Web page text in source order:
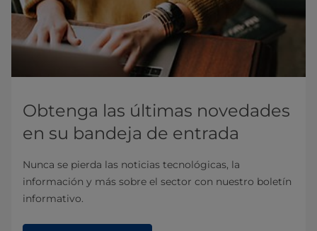
Obtenga las últimas novedades
en su bandeja de entrada
Nunca se pierda las noticias tecnológicas, la
información y más sobre el sector con nuestro boletín
informativo.